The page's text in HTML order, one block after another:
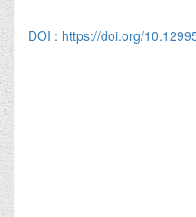
DOI : https://doi.org/